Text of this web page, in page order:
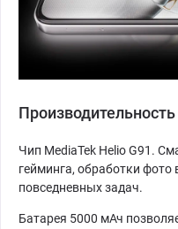
Чип MediaTek Helio G91.
гейминга, обработки фото
повседневных задач.
Батарея 5000 мАч